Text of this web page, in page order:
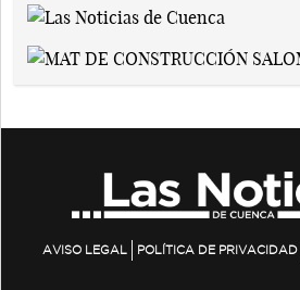
AVISO LEGAL POLÍTICA DE PRIVACIDAD